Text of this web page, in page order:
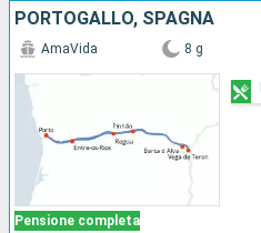
PORTOGALLO, SPAGNA
Pensione completa
AmaVida 8 g